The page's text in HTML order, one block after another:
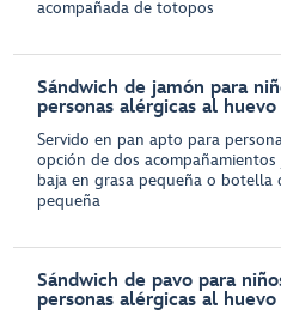
acompañada de totopos
Sándwich de jamón para
personas alérgicas al huevo
Servido en pan apto para
opción de dos
baja en grasa pequeña o botella
pequeña
Sándwich de pavo para
personas alérgicas al huevo